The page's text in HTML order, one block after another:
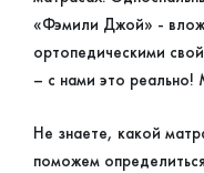
«Фэмили Джой» -
ортопедическими
– с нами это
Не знаете, какой
поможем